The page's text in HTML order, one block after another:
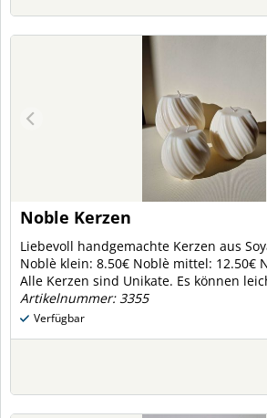
Noble Kerzen
Liebevoll handgemachte Kerzen aus Soyawachs.
Noblè klein: 8.50€ Noblè mittel: 12.50€
Alle Kerzen sind Unikate. Es können
vorkommen.
Artikelnummer: 3355
Verfügbar